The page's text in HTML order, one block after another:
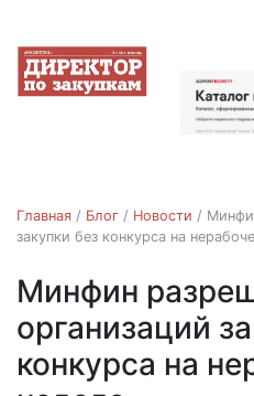
Главная / Блог / Новости /
закупки без конкурса на
Новости
Минфин
организаций
конкурса на